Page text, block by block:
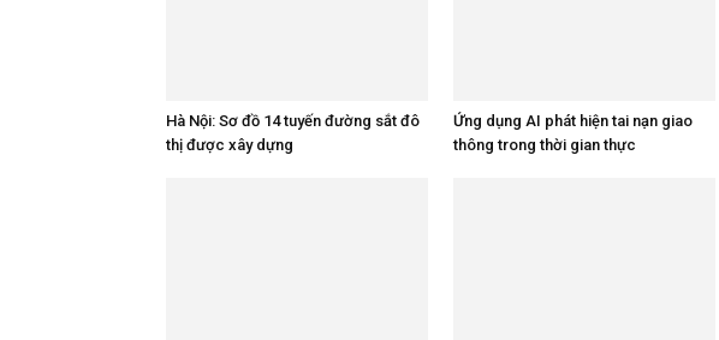
Hà Nội: Sơ đồ 14 tuyến đường sắt đô
thị được xây dựng
Ứng dụng AI phát hiện tai nạn giao
thông trong thời gian thực